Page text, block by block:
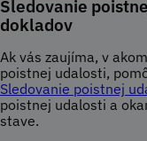
Sledovanie
dokladov
Ak vás zaujíma, v
poistnej udalosti,
Sledovanie poistnej
poistnej udalosti a
stave.